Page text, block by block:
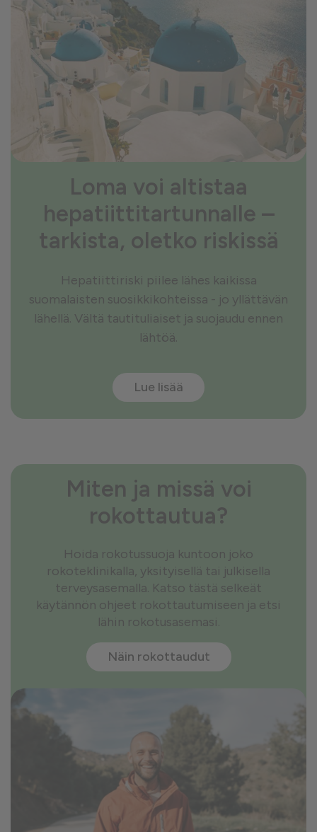
Loma voi altistaa
hepatiittitartunnalle –
tarkista, oletko riskissä
Hepatiittiriski piilee lähes kaikissa
suomalaisten suosikkikohteissa - jo yllättävän
lähellä. Vältä tautituliaiset ja suojaudu ennen
lähtöä.
Lue lisää
Miten ja missä voi
rokottautua?
Hoida rokotussuoja kuntoon joko
rokoteklinikalla, yksityisellä tai julkisella
terveysasemalla. Katso tästä selkeät
käytännön ohjeet rokottautumiseen ja etsi
lähin rokotusasemasi.
Näin rokottaudut